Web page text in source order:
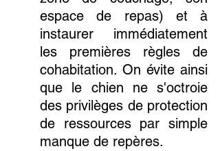
espace de repas) et à
instaurer immédiatement
les premières règles de
cohabitation. On évite ainsi
que le chien ne s'octroie
des privilèges de protection
de ressources par simple
manque de repères.